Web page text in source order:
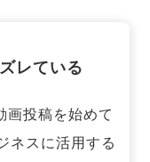
レている
画投稿を始めて
ネスに活用する